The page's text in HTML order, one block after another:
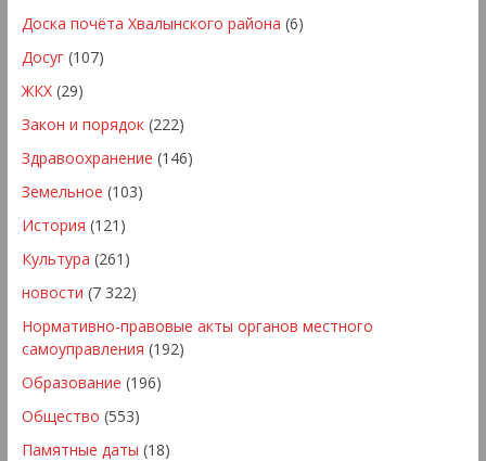
Доска почёта Хвалынского района (6)
Досуг(107)
ЖКХ(29)
Закон и порядок(222)
Здравоохранение (146)
Земельное (103)
История (121)
Культура (261)
новости (7 322)
Нормативно-правовые акты органов местного
самоуправления (192)
Образование (196)
Общество (553)
Памятные даты (18)